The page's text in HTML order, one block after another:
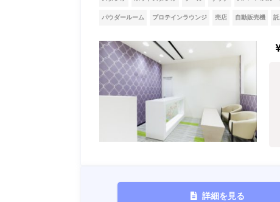
パウダールーム プロテインラウンジ 売店 自動販売機
詳細を見る